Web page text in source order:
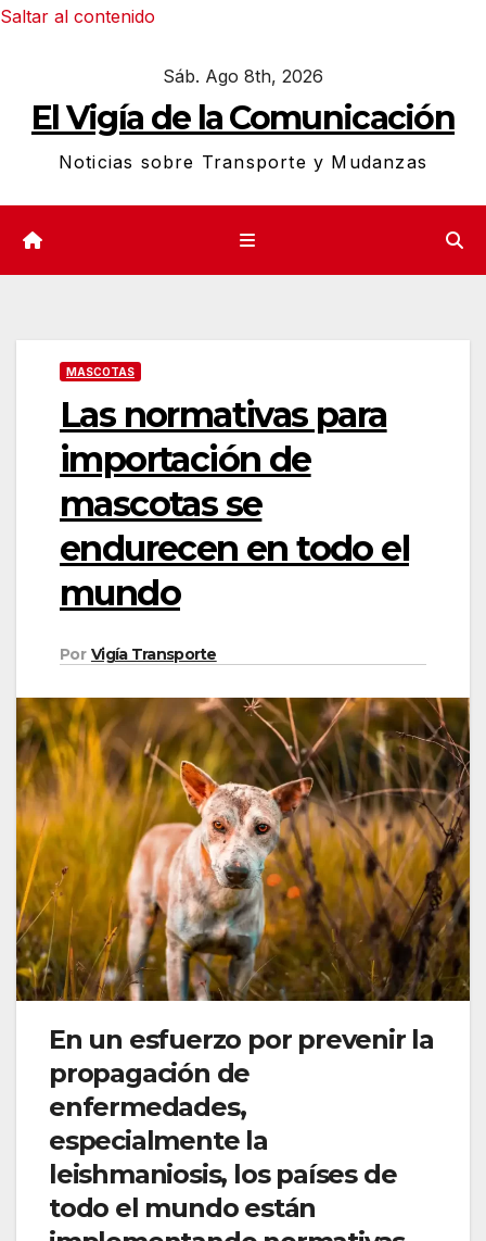
Saltar al contenido
Sáb. Ago 8th, 2026
El Vigía de la Comunicación
Noticias sobre Transporte y Mudanzas
MASCOTAS
Las normativas para
importación de
mascotas se
endurecen en todo el
mundo
Por Vigía Transporte
En un esfuerzo por prevenir la
propagación de
enfermedades,
especialmente la
leishmaniosis, los países de
todo el mundo están